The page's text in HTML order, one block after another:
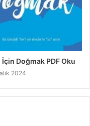
İçin Doğmak PDF Oku
2024